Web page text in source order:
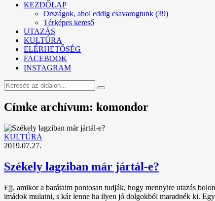
KEZDŐLAP
Országok, ahol eddig csavarogtunk (39)
Térképes kereső
UTAZÁS
KULTÚRA
ELÉRHETŐSÉG
FACEBOOK
INSTAGRAM
Címke archívum: komondor
KULTÚRA
2019.07.27.
Székely lagziban már jártál-e?
Ejj, amikor a barátaim pontosan tudják, hogy mennyire utazás
imádok mulatni, s kár lenne ha ilyen jó dolgokból maradnék ki.